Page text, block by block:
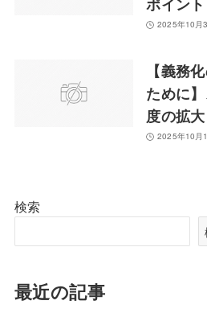
ポイン
2025年10月
【義務
ために
度の拡大
2025年10月
検索
最近の記事